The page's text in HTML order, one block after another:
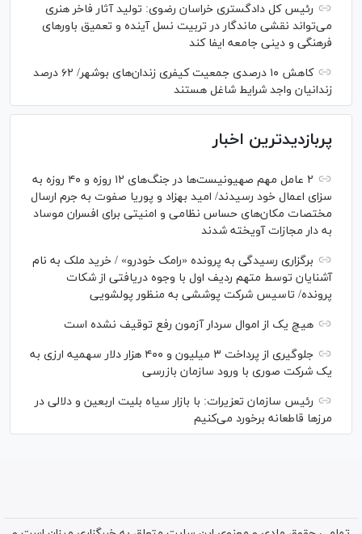
رئیس کل دادگستری خراسان رضوی: تولید آثار فاخر هنری
می‌تواند نقشی ماندگار در تربیت نسل آینده و تعمیق باور‌های
فرهنگی و دینی جامعه ایفا کند
کاهش ۱۰ درصدی جمعیت کیفری زندان‌های بوشهر/ ۶۲ درصد
زندانیان واجد شرایط شاغل هستند
پربازدیدترین اخبار
۲ عامل مهم صهیونیست‌ها در جنگ‌های ۱۲ روزه و ۴۰ روزه به
سزای اعمال خود رسیدند/ امید بهزاد و پوریا صفوت به جرم ارسال
مختصات مکان‌های حساس نظامی و امنیتی برای افسران موساد
به دار مجازات آویخته شدند
برگزاری رسیدگی به پرونده «رامک خودرو» / خرید ملک به نام
آشنایان توسط متهم ردیف اول با وجوه دریافتی از شکات
پرونده/ تاسیس شرکت پوششی به منظور پولشویی
هیچ یک از اموال سردار آزمون رفع توقیف نشده است
جلوگیری از پرداخت ۳ میلیون و ۴۰۰ هزار دلار سهمیه ارزی به
یک شرکت صوری با ورود سازمان بازرسی
رئیس سازمان تعزیرات: با بازار سیاه بلیت اربعین و دلالی در
مرز‌ها قاطعانه برخورد می‌کنیم